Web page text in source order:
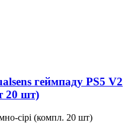
геймпаду PS5 V2
20 шт)
сірі (компл. 20 шт)